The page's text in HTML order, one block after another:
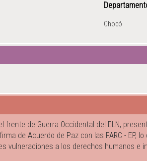
Chocó
frente de Guerra Occidental del ELN,
de Acuerdo de Paz con las FARC - EP, lo
vulneraciones a los derechos humanos e